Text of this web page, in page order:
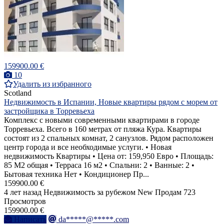
159900.00 €
10
Удалить из избранного
Scotland
Недвижимость в Испании, Новые квартиры рядом с морем от
застройщика в Торревьеха
Комплекс с новыми современными квартирами в городе
Торревьеха. Всего в 160 метрах от пляжа Кура. Квартиры
состоят из 2 спальных комнат, 2 санузлов. Рядом расположен
центр города и все необходимые услуги. • Новая
недвижимость Квартиры • Цена от: 159,950 Евро • Площадь:
85 M2 общая • Терраса 16 м2 • Спальни: 2 • Ванные: 2 •
Бытовая техника Нет • Кондиционер Пр...
159900.00 €
4 лет назад Недвижимость за рубежом New Продам 723
Просмотров
159900.00 €
Написать
da*****@*****.com